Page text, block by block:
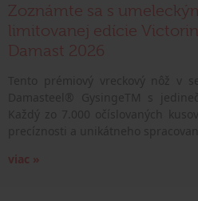
Zoznámte sa s
limitovanej edície
Damast 2026
viac »